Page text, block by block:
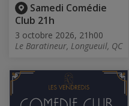
Samedi Comédie
Club 21h
3 octobre 2026, 21h00
Le Baratineur, Longueuil, QC